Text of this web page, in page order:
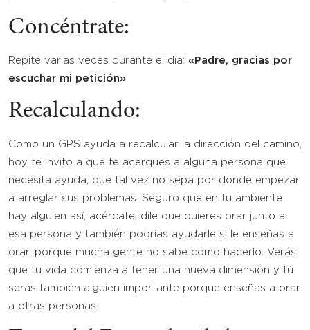
Concéntrate:
Repite varias veces durante el día: «Padre, gracias por
escuchar mi petición»
Recalculando:
Como un GPS ayuda a recalcular la dirección del camino,
hoy te invito a que te acerques a alguna persona que
necesita ayuda, que tal vez no sepa por donde empezar
a arreglar sus problemas. Seguro que en tu ambiente
hay alguien así, acércate, dile que quieres orar junto a
esa persona y también podrías ayudarle si le enseñas a
orar, porque mucha gente no sabe cómo hacerlo. Verás
que tu vida comienza a tener una nueva dimensión y tú
serás también alguien importante porque enseñas a orar
a otras personas.